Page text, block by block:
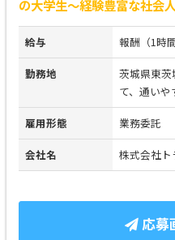
の大学生～経験豊富な社会
給与 報酬（1時
勤務地
茨城県東
て、通いや
雇用形態 業務委託
会社名 株式会社ト
応募